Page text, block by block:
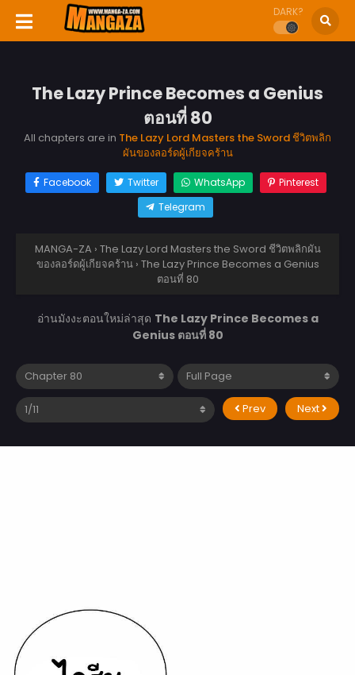
DARK?
The Lazy Prince Becomes a Genius
ตอนที่ 80
All chapters are in The Lazy Lord Masters the Sword ชีวิตพลิก
ผันของลอร์ดผู้เกียจคร้าน
Facebook Twitter WhatsApp
Pinterest
Telegram
MANGA-ZA › The Lazy Lord Masters the Sword ชีวิตพลิกผัน
ของลอร์ดผู้เกียจคร้าน › The Lazy Prince Becomes a Genius
ตอนที่ 80
อ่านมังงะตอนใหม่ล่าสุด The Lazy Prince Becomes a
Genius ตอนที่ 80
Prev Next